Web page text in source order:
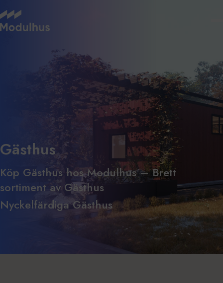
Gästhus
Köp Gästhus hos Modulhus – Brett
sortiment av Gästhus
Nyckelfärdiga Gästhus